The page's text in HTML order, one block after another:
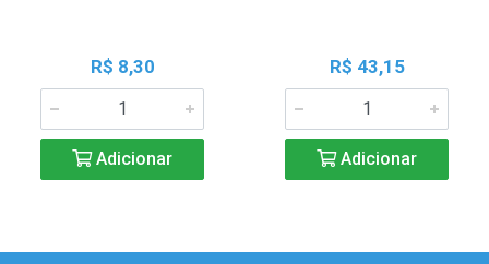
R$ 8,30
Adicionar
R$ 43,15
Adicionar